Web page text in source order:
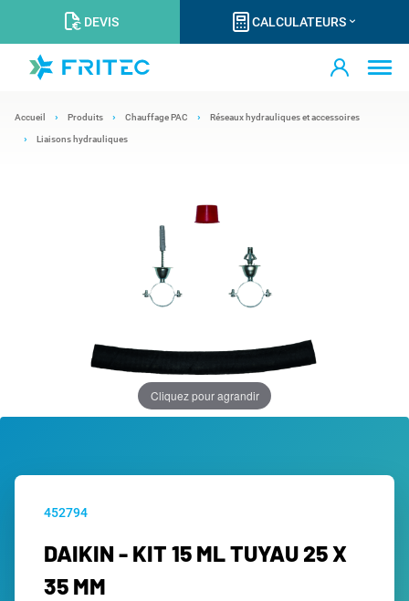
DEVIS CALCULATEURS
Accueil Produits Chauffage PAC Réseaux hydrauliques et accessoires
Liaisons hydrauliques
Cliquez pour agrandir
452794
DAIKIN - KIT 15 ML TUYAU 25 X
35 MM